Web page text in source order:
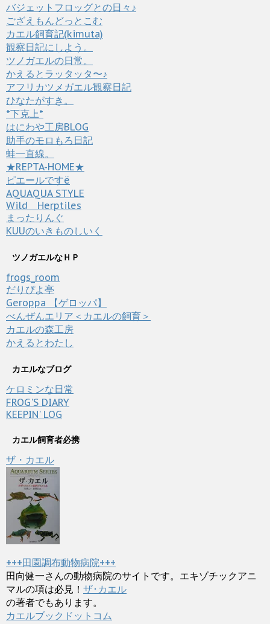
バジェットフロッグとの日々♪
ござえもんどっとこむ
カエル飼育記(kimuta)
観察日記にしよう。
ツノガエルの日常。
かえるとラッタッタ〜♪
アフリカツメガエル観察日記
ひなたがすき。
*下克上*
はにわや工房BLOG
助手のモロもろ日記
蛙一直線。
★REPTA-HOME★
ピエールですё
AQUAQUA STYLE
Wild Herptiles
まったりんぐ
KUUのいきものしいく
ツノガエルなＨＰ
frogs_room
だりぴよ亭
Geroppa 【ゲロッパ】
べんぜんエリア＜カエルの飼育＞
カエルの森工房
かえるとわたし
カエルなブログ
ケロミンな日常
FROG'S DIARY
KEEPIN' LOG
カエル飼育者必携
ザ・カエル
+++田園調布動物病院+++
田向健一さんの動物病院のサイトです。エキゾチックアニ
マルの項は必見！ ザ･カエル
の著者でもあります。
カエルブックドットコム